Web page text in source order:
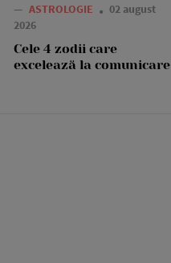
— ASTROLOGIE
02 august
2026
Cele 4 zodii care
excelează la comunicare